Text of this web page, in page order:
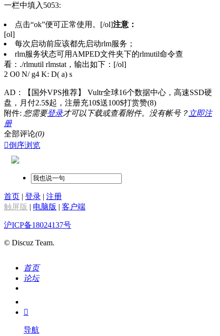
一栏中填入5053:
点击“ok”便可正常使用。[/ol]注意：
[ol]
每次启动前应该都先启动rlm服务；
rlm服务状态可用AMPED文件夹下的rlmutil命令查
看：./rlmutil rlmstat，输出如下：[/ol]
2 O0 N/ g4 K: D( a) s
AD：【国外VPS推荐】 Vultr全球16个数据中心，高速SSD硬
盘，月付2.5$起，注册充10$送100$打赏赞(8)
附件: 您需要登录才可以下载或查看附件。没有帐号？ 立即注
册
全部评论(0)
倒序浏览
首页 | 登录 | 注册
触屏版 | 电脑版 | 客户端
沪ICP备18024137号
© Discuz Team.
首页
论坛
我的

导航